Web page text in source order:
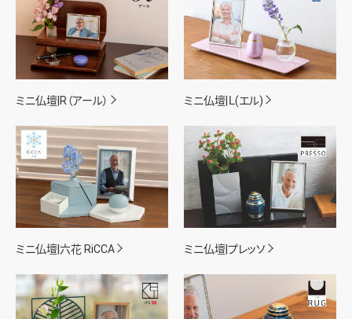
ミニ仏壇|R（アール） ミニ仏壇|Ｌ(エル)
ミニ仏壇|六花 RiCCA ミニ仏壇|プレッソ